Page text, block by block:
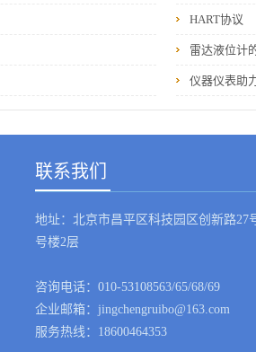
HART协议
雷达液位计
仪器仪表助
联系我们
地址：北京市昌平区科技园区创新路27
号楼2层
咨询电话：010-53108563/65/68/69
企业邮箱：jingchengruibo@163.com
服务热线：18600464353